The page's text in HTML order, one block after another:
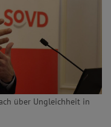
über Ungleichheit in